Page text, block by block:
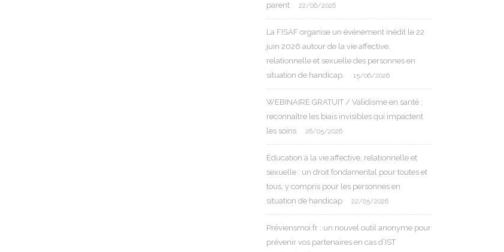
parent
22/06/2026
La FISAF organise un événement inédit le 22
juin 2026 autour de la vie affective,
relationnelle et sexuelle des personnes en
situation de handicap.
15/06/2026
WEBINAIRE GRATUIT / Validisme en santé :
reconnaître les biais invisibles qui impactent
les soins
26/05/2026
Éducation à la vie affective, relationnelle et
sexuelle : un droit fondamental pour toutes et
tous, y compris pour les personnes en
situation de handicap
22/05/2026
Préviensmoi.fr : un nouvel outil anonyme pour
prévenir vos partenaires en cas d’IST